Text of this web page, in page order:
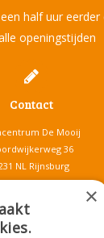
half uur eerder
openingstijden
Contact
De Mooij
36
NL Rijnsburg
T.071-4080959
×